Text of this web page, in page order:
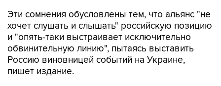
Эти сомнения обусловлены тем, что альянс "не
хочет слушать и слышать" российскую позицию
и "опять-таки выстраивает исключительно
обвинительную линию", пытаясь выставить
Россию виновницей событий на Украине,
пишет издание.